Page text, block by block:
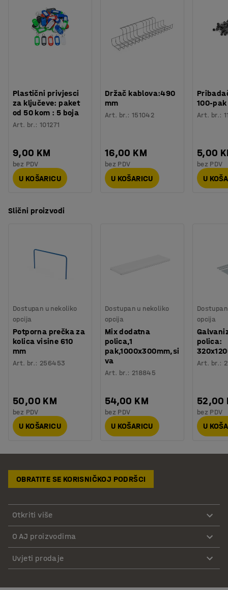
0,01 kg
Plastični privjesci
za ključeve: paket
od 50 kom : 5 boja
Art. br.:101271
9,00 KM
bez PDV
U KOŠARICU
Držač kablova:490
mm
Art. br.: 151042
16,00 KM
bez PDV
U KOŠARICU
100-pak
Art. br.:
5,00
bez PDV
U
Slični proizvodi
Dostupan u nekoliko
opcija
Potporna prečka za
kolica visine 610
mm
Art. br.: 256453
50,00 KM
bez PDV
U KOŠARICU
Dostupan u nekoliko
opcija
Mix dodatna
polica,1
pak,1000x300mm,si
va
Art. br.: 218845
54,00 KM
bez PDV
U KOŠARICU
opcija
polica:
Art. br.:
52,00
bez PDV
U
OBRATITE SE KORISNIČKOJ PODRŠCI
Otkriti više
O AJ proizvodima
Uvjeti prodaje